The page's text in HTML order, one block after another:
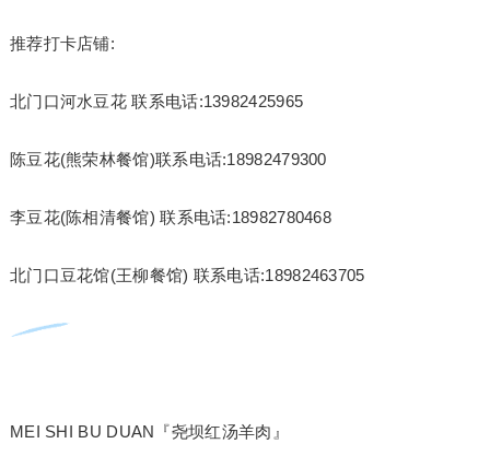
推荐打卡店铺:
北门口河水豆花 联系电话:13982425965
陈豆花(熊荣林餐馆)联系电话:18982479300
李豆花(陈相清餐馆) 联系电话:18982780468
北门口豆花馆(王柳餐馆) 联系电话:18982463705
MEI SHI BU DUAN『尧坝红汤羊肉』